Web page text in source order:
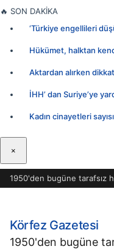
İçeriğe
🔥 SON DAKİKA
‘Türkiye engellileri
Hükümet, halktan
Aktardan alırken
İHH’ dan Suriye’ye
Kadın cinayetleri
×
1950'den bugüne tarafsız
Körfez Gazetesi
1950'den bugüne